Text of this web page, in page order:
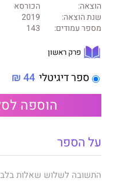
הוצאה:
הכורסא
שנת הוצאה:
2019
מספר עמודים:
143
פרק ראשון
ספר דיגיטלי 44 ₪
הוספה
על הספר
התשובה לשלוש שאלות